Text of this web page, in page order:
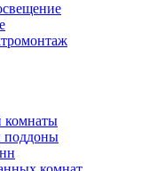
комнаты
поддоны